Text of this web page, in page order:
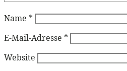
Name *
E-Mail-Adresse *
Website